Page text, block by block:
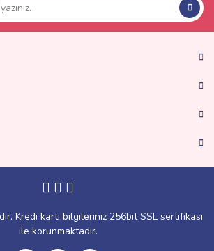
eksik bilgiler bulunuyor.
hatalar bulunuyor.
Kredi kartı bilgileriniz 256bit SSL sertifikası
ile korunmaktadır.